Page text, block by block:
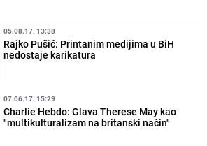
05.08.17. 13:38
Rajko Pušić: Printanim medijima u BiH
nedostaje karikatura
07.06.17. 15:29
Charlie Hebdo: Glava Therese May kao
"multikulturalizam na britanski način"